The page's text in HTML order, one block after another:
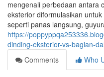
mengenali perbedaan antara
eksterior diformulasikan
seperti panas langsung,
https://
dinding-eksterior-vs-bagian-
Comments
Who